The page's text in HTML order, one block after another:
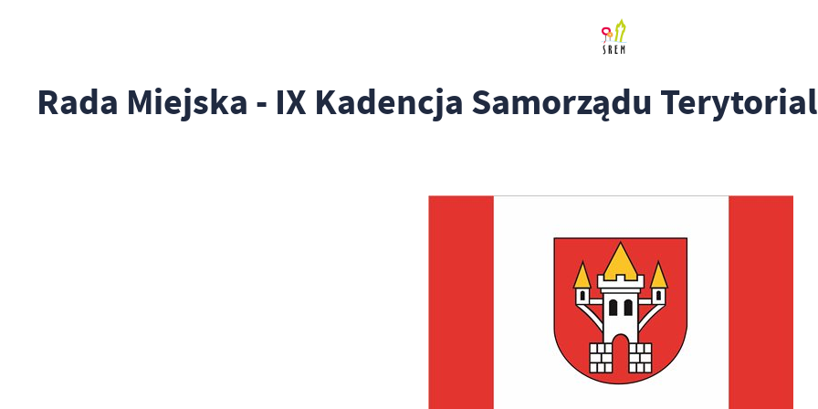
Rada Miejska - IX Kadencja Samorządu